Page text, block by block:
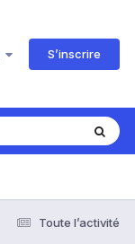
S’inscrire
Toute l’activité